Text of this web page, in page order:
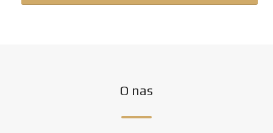
O nas